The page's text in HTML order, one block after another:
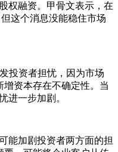
权融资。甲骨文表示，在
这个消息没能稳住市场
投资者担忧，因为市场
资本存在不确定性。当
进一步加剧。
能加剧投资者两方面的担